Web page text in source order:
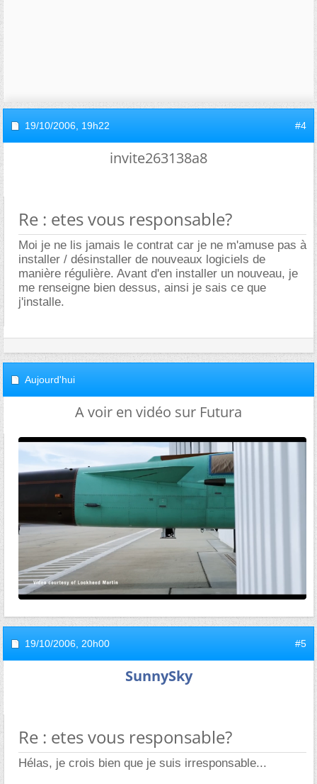
19/10/2006, 19h22 #4
invite263138a8
Re : etes vous responsable?
Moi je ne lis jamais le contrat car je ne m'amuse pas à
installer / désinstaller de nouveaux logiciels de
manière régulière. Avant d'en installer un nouveau, je
me renseigne bien dessus, ainsi je sais ce que
j'installe.
Aujourd'hui
A voir en vidéo sur Futura
19/10/2006, 20h00 #5
SunnySky
Re : etes vous responsable?
Hélas, je crois bien que je suis irresponsable...